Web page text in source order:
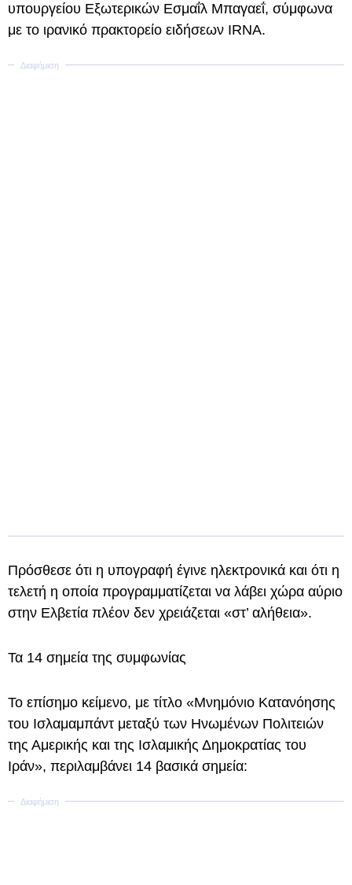
υπουργείου Εξωτερικών Εσμαΐλ Μπαγαεΐ, σύμφωνα
με το ιρανικό πρακτορείο ειδήσεων IRNA.
Πρόσθεσε ότι η υπογραφή έγινε ηλεκτρονικά και ότι η
τελετή η οποία προγραμματίζεται να λάβει χώρα αύριο
στην Ελβετία πλέον δεν χρειάζεται «στ’ αλήθεια».
Τα 14 σημεία της συμφωνίας
Το επίσημο κείμενο, με τίτλο «Μνημόνιο Κατανόησης
του Ισλαμαμπάντ μεταξύ των Ηνωμένων Πολιτειών
της Αμερικής και της Ισλαμικής Δημοκρατίας του
Ιράν», περιλαμβάνει 14 βασικά σημεία: